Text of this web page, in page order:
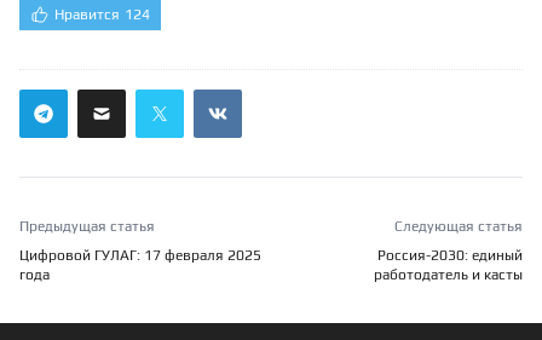
Нравится 124
Предыдущая статья
Цифровой ГУЛАГ: 17 февраля 2025
года
Следующая статья
Россия-2030: единый
работодатель и касты